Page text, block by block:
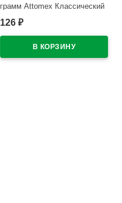
грамм Attomex Классический
картонная коробка арт
126 ₽